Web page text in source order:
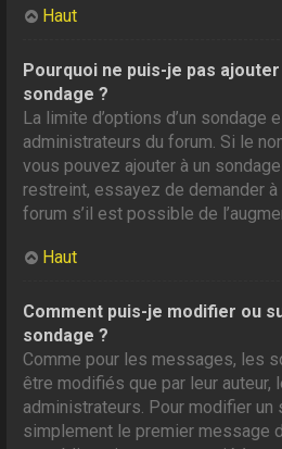
Haut
Pourquoi ne puis-je pas ajouter
sondage ?
La limite d’options d’un sondage
administrateurs du forum. Si le
vous pouvez ajouter à un
restreint, essayez de demander à
forum s’il est possible de
Haut
Comment puis-je modifier ou
sondage ?
Comme pour les messages, les
être modifiés que par leur auteur,
administrateurs. Pour modifier
simplement le premier message